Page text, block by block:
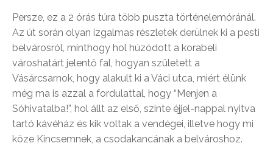
Persze, ez a 2 órás túra több puszta történelemóránál.
Az út során olyan izgalmas részletek derülnek ki a pesti
belvárosról, minthogy hol húzódott a korabeli
városhatárt jelentő fal, hogyan született a
Vásárcsarnok, hogy alakult ki a Váci utca, miért élünk
még ma is azzal a fordulattal, hogy “Menjen a
Sóhivatalba!”, hol állt az első, szinte éjjel-nappal nyitva
tartó kávéház és kik voltak a vendégei, illetve hogy mi
köze Kincsemnek, a csodakancának a belvároshoz.